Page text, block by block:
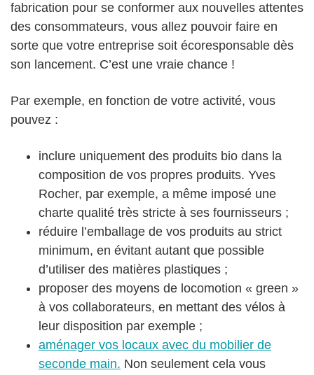
fabrication pour se conformer aux nouvelles attentes
des consommateurs, vous allez pouvoir faire en
sorte que votre entreprise soit écoresponsable dès
son lancement. C’est une vraie chance !
Par exemple, en fonction de votre activité, vous
pouvez :
inclure uniquement des produits bio dans la
composition de vos propres produits. Yves
Rocher, par exemple, a même imposé une
charte qualité très stricte à ses fournisseurs ;
réduire l’emballage de vos produits au strict
minimum, en évitant autant que possible
d’utiliser des matières plastiques ;
proposer des moyens de locomotion « green »
à vos collaborateurs, en mettant des vélos à
leur disposition par exemple ;
aménager vos locaux avec du mobilier de
seconde main. Non seulement cela vous